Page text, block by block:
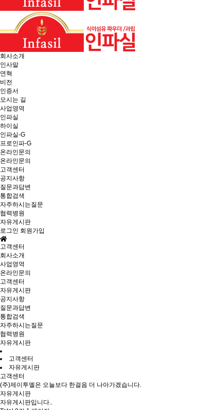
회사소개
인사말
연혁
비전
인증서
오시는 길
사업영역
인파실
하이실
인파실-G
프로인파-G
온라인문의
온라인문의
고객센터
공지사항
질문과답변
통합검색
자주하시는질문
협력병원
자유게시판
로그인 회원가입
고객센터
회사소개
사업영역
온라인문의
고객센터
자유게시판
공지사항
질문과답변
통합검색
자주하시는질문
협력병원
자유게시판
고객센터
자유게시판
고객센터
(주)제이투엘은 오늘보다 한걸음 더 나아가겠습니다.
자유게시판
자유게시판입니다..